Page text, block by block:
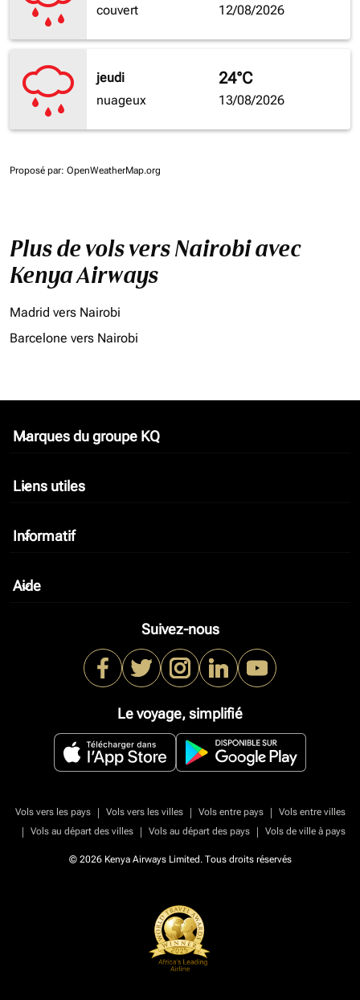
couvert
12/08/2026
jeudi
nuageux
24°C
13/08/2026
Proposé par: OpenWeatherMap.org
Plus de vols vers Nairobi avec
Kenya Airways
Madrid vers Nairobi
Barcelone vers Nairobi
Marques du groupe KQ
keyboard_arrow_down
Liens utiles
keyboard_arrow_down
Informatif
keyboard_arrow_down
Aide
keyboard_arrow_down
Suivez-nous
Le voyage, simplifié
Vols vers les pays | Vols vers les villes | Vols entre pays |
Vols entre villes
|
Vols au départ des villes | Vols au départ des pays | Vols de ville à pays
© 2026 Kenya Airways Limited. Tous droits réservés